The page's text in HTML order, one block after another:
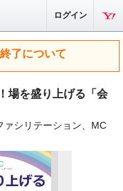
ログイン
了について
場を盛り上げる「会
ァシリテーション、MC